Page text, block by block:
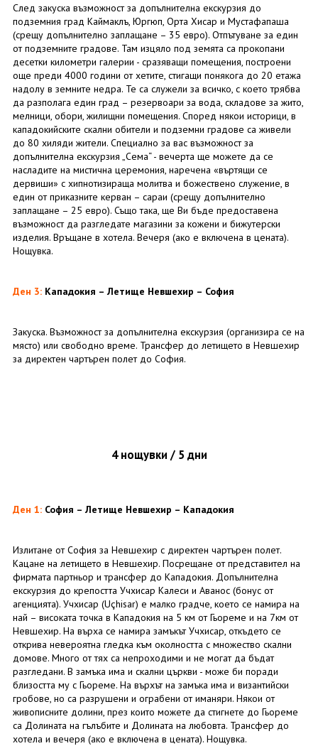
След закуска възможност за допълнителна екскурзия до
подземния град Каймаклъ, Юргюп, Орта Хисар и Мустафапаша
(срещу допълнително заплащане – 35 евро). Отпътуване за един
от подземните градове. Там изцяло под земята са прокопани
десетки километри галерии - сразяващи помещения, построени
още преди 4000 години от хетите, стигащи понякога до 20 етажа
надолу в земните недра. Те са служели за всичко, с което трябва
да разполага един град – резервоари за вода, складове за жито,
мелници, обори, жилищни помещения. Според някои историци, в
кападокийските скални обители и подземни градове са живели
до 80 хиляди жители. Специално за вас възможност за
допълнителна екскурзия „Сема“ - вечерта ще можете да се
насладите на мистична церемония, наречена «въртящи се
дервиши» с хипнотизираща молитва и божествено служение, в
един от приказните керван – сараи (срещу допълнително
заплащане – 25 евро). Също така, ще Ви бъде предоставена
възможност да разгледате магазини за кожени и бижутерски
изделия. Връщане в хотела. Вечеря (ако е включена в цената).
Нощувка.
Ден 3:Кападокия – Летище Невшехир – София
Закуска. Възможност за допълнителна екскурзия (организира се на
място) или свободно време. Трансфер до летището в Невшехир
за директен чартърен полет до София.
4 нощувки / 5 дни
Ден 1:София – Летище Невшехир – Кападокия
Излитане от София за Невшехир с директен чартърен полет.
Кацане на летището в Невшехир. Посрещане от представител на
фирмата партньор и трансфер до Кападокия. Допълнителна
екскурзия до крепостта Учхисар Калеси и Аванос (бонус от
агенцията). Учхисар (Uçhisar) е малко градче, което се намира на
най – високата точка в Кападокия на 5 км от Гьореме и на 7км от
Невшехир. На върха се намира замъкът Учхисар, откъдето се
открива невероятна гледка към околността с множество скални
домове. Много от тях са непроходими и не могат да бъдат
разгледани. В замъка има и скални църкви - може би поради
близостта му с Гьореме. На върхът на замъка има и византийски
гробове, но са разрушени и ограбени от иманяри. Някои от
живописните долини, през които можете да стигнете до Гьореме
са Долината на гълъбите и Долината на любовта. Трансфер до
хотела и вечеря (ако е включена в цената). Нощувка.